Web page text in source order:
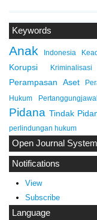
Keywords
Anak Indonesia
Korupsi Kriminalisasi
Perampasan Aset
Hukum
Pidana Tindak
perlindungan hukum
Open Journal
Notifications
View
Subscribe
Language